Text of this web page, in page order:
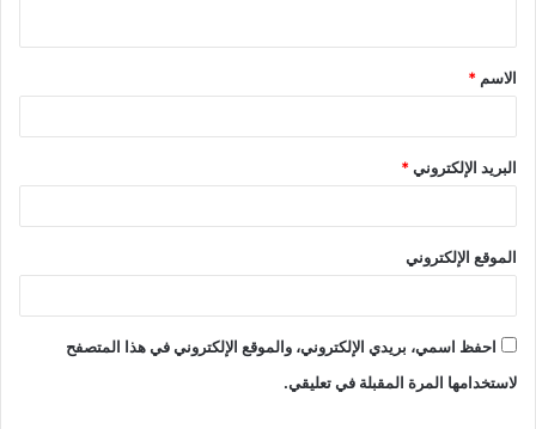
ق
*
الاسم *
البريد الإلكتروني*
الموقع الإلكتروني
احفظ اسمي، بريدي الإلكتروني، والموقع الإلكتروني في هذا المتصفح
لاستخدامها المرة المقبلة في تعليقي.